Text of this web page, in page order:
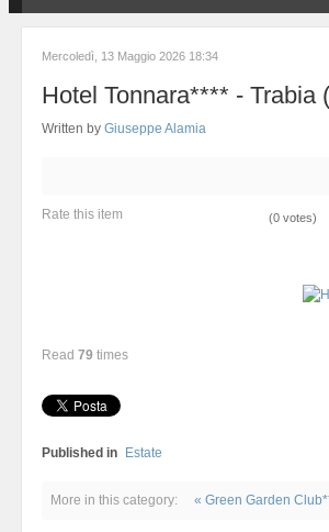
Mercoledì, 13 Maggio 2026 18:34
Hotel Tonnara**** - Trabia
Written by Giuseppe Alamia
Rate this item (0 votes)
Read 79 times
Published in Estate
More in this category: « Green Garden